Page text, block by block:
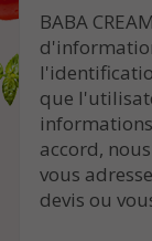
BABA
que
accord,
vous
devis ou